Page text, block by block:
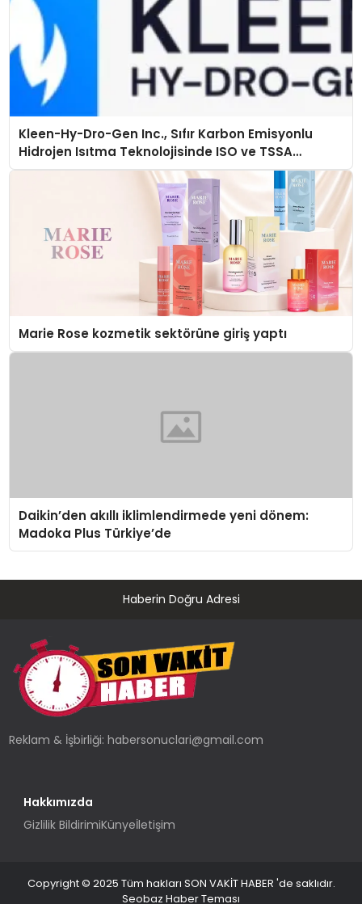
Kleen-Hy-Dro-Gen Inc., Sıfır Karbon Emisyonlu
Hidrojen Isıtma Teknolojisinde ISO ve TSSA
Düzenleyici Onaylarını Aldı
Marie Rose kozmetik sektörüne giriş yaptı
Daikin’den akıllı iklimlendirmede yeni dönem:
Madoka Plus Türkiye’de
Haberin Doğru Adresi
Reklam & İşbirliği:habersonuclari@gmail.com
Hakkımızda
Gizlilik BildirimiKünyeİletişim
Copyright © 2025 Tüm hakları SON VAKİT HABER 'de saklıdır.
Seobaz Haber Teması